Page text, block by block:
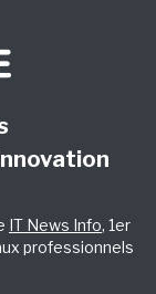
IT News Info, 1er
professionnels